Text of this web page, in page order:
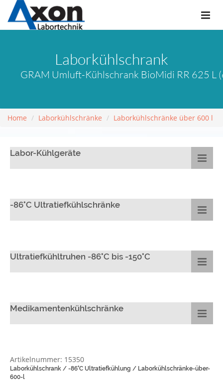
Laborkühlschrank
GRAM Umluft-Kühlschrank BioMidi RR 625 L
Home Laborkühlschränke Laborkühlschränke über 600 l
Labor-Kühlgeräte
-86°C Ultratiefkühlschränke
Ultratiefkühltruhen -86°C bis -150°C
Medikamentenkühlschränke
Artikelnummer: 15350
Laborkühlschrank / -86°C Ultratiefkühlung / Laborkühlschränke-über-
600-l